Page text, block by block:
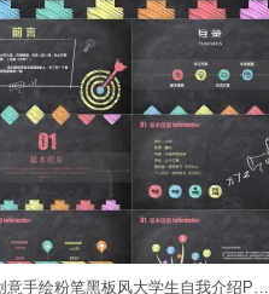
创意手绘粉笔黑板风大学生自我介绍PPT